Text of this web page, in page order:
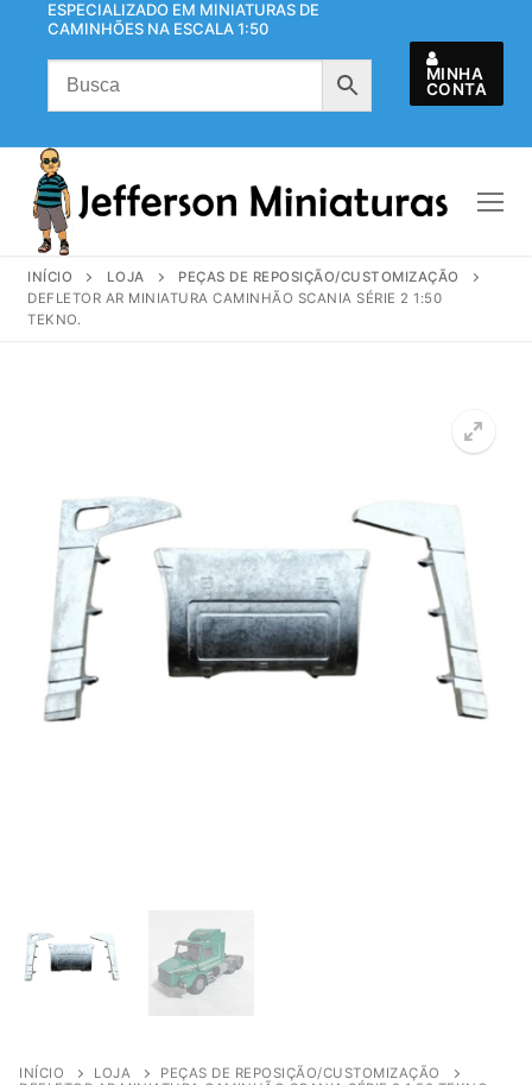
ESPECIALIZADO EM MINIATURAS DE
CAMINHÕES NA ESCALA 1:50
MINHA
CONTA
INÍCIO LOJA
PEÇAS DE REPOSIÇÃO/CUSTOMIZAÇÃO
DEFLETOR AR MINIATURA CAMINHÃO SCANIA SÉRIE 2 1:50
TEKNO.
INÍCIO LOJA
PEÇAS DE REPOSIÇÃO/CUSTOMIZAÇÃO